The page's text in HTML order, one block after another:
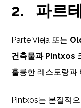
2. 파르
Parte Vieja 또는
건축물과 Pintxos
훌륭한 레스토랑과
Pintxos는 본질적